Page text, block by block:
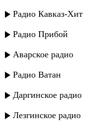
Радио Кавказ-Хит
Радио Прибой
Аварское радио
Радио Ватан
Даргинское радио
Лезгинское радио
Ульзана Максудова
Ульзана Максудова -
Ульзана Максудова -